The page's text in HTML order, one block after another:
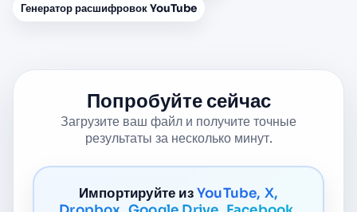
Генератор расшифровок YouTube
Попробуйте сейчас
Загрузите ваш файл и получите точные
результаты за несколько минут.
Импортируйте изYouTube, X,